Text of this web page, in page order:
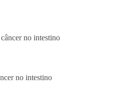
no intestino